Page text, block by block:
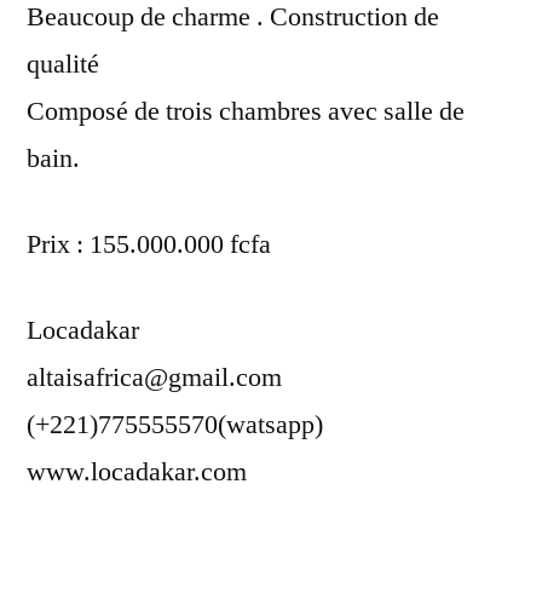
Beaucoup de charme . Construction de
qualité
Composé de trois chambres avec salle de
bain.
Prix : 155.000.000 fcfa
Locadakar
altaisafrica@gmail.com
(+221)775555570(watsapp)
www.locadakar.com